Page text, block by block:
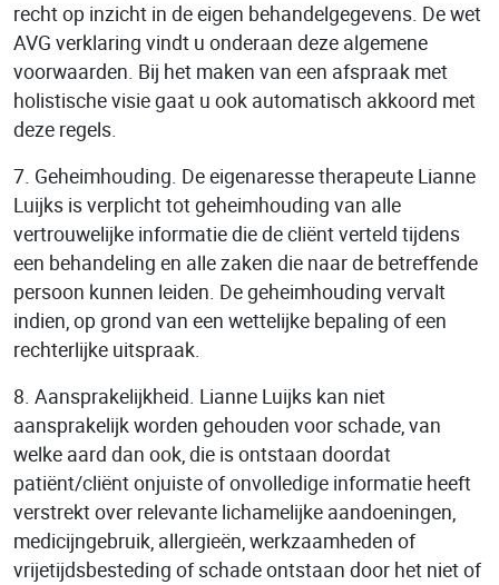
recht op inzicht in de eigen behandelgegevens. De wet
AVG verklaring vindt u onderaan deze algemene
voorwaarden. Bij het maken van een afspraak met
holistische visie gaat u ook automatisch akkoord met
deze regels.
7. Geheimhouding. De eigenaresse therapeute Lianne
Luijks is verplicht tot geheimhouding van alle
vertrouwelijke informatie die de cliënt verteld tijdens
een behandeling en alle zaken die naar de betreffende
persoon kunnen leiden. De geheimhouding vervalt
indien, op grond van een wettelijke bepaling of een
rechterlijke uitspraak.
8. Aansprakelijkheid. Lianne Luijks kan niet
aansprakelijk worden gehouden voor schade, van
welke aard dan ook, die is ontstaan doordat
patiënt/cliënt onjuiste of onvolledige informatie heeft
verstrekt over relevante lichamelijke aandoeningen,
medicijngebruik, allergieën, werkzaamheden of
vrijetijdsbesteding of schade ontstaan door het niet of